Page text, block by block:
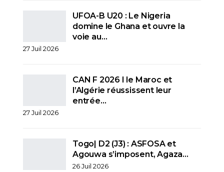
UFOA-B U20 : Le Nigeria
domine le Ghana et ouvre la
voie au…
27 Juil 2026
CAN F 2026 I le Maroc et
l’Algérie réussissent leur
entrée…
27 Juil 2026
Togo| D2 (J3) : ASFOSA et
Agouwa s’imposent, Agaza…
26 Juil 2026